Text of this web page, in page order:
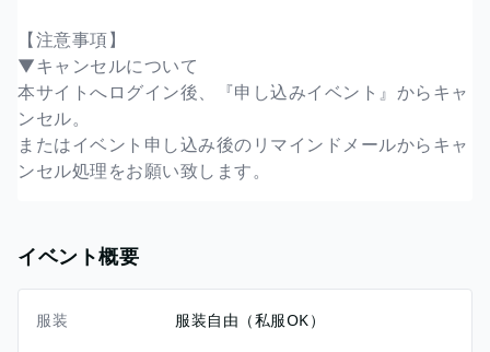
【注意事項】
▼キャンセルについて
本サイトへログイン後、『申し込みイベント』からキャ
ンセル。
またはイベント申し込み後のリマインドメールからキャ
ンセル処理をお願い致します。
イベント概要
服装 服装自由（私服OK）